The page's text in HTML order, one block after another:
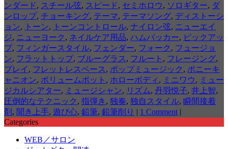
ンダード, スチール弦, スピード, セミホロウ, ソロギター, ダ
ンロップ, チョーキング, テーマ, テーマソング, ディストーシ
ョン, トーン, トーンコントロール, ナイロン弦, ニューエイ
ジ, ニューヨーク , ネイルケア用品, ハムバッカー, ピックアッ
プ, フィンガースタイル, フェンダー, フォーク , フュージョ
ン, フラットトップ, ブルーグラス , フルート , フレージング,
プレイ , フレットレスベース , ポップミュージック , ポニーキ
ャニオン, ボリュームポット , ホローボディ , ミニワウ, ミュー
ジカルシアター, ミュージシャン, リズム, 丹羽悦子, 井上智,
圧倒的なテクニック , 指弾き , 独奏, 独自スタイル, 瞬間接着
剤 , 聞き上手, 遊び心, 鉛筆, 鉛筆削り | 1 Comment |
Categories
WEB／サロン